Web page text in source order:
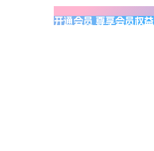
开通会员 尊享会员权益